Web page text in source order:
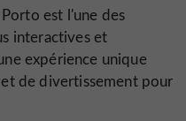
est l'une des
interactives et
expérience unique
de divertissement pour